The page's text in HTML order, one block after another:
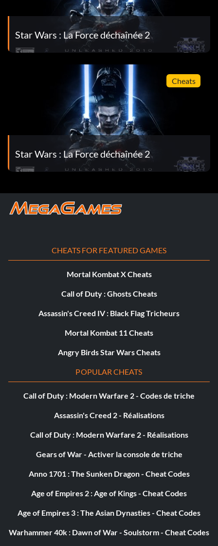
Star Wars : La Force déchaînée 2
Cheats
Star Wars : La Force déchaînée 2
CHEATS FOR FEATURED GAMES
Mortal Kombat X Cheats
Call of Duty : Ghosts Cheats
Assassin's Creed IV : Black Flag Tricheurs
Mortal Kombat 11 Cheats
Angry Birds Star Wars Cheats
POPULAR CHEATS
Call of Duty : Modern Warfare 2 - Codes de triche
Assassin's Creed 2 - Réalisations
Call of Duty : Modern Warfare 2 - Réalisations
Gears of War - Activer la console de triche
Anno 1701 : The Sunken Dragon - Cheat Codes
Age of Empires 2 : Age of Kings - Cheat Codes
Age of Empires 3 : The Asian Dynasties - Cheat Codes
Warhammer 40k : Dawn of War - Soulstorm - Cheat Codes